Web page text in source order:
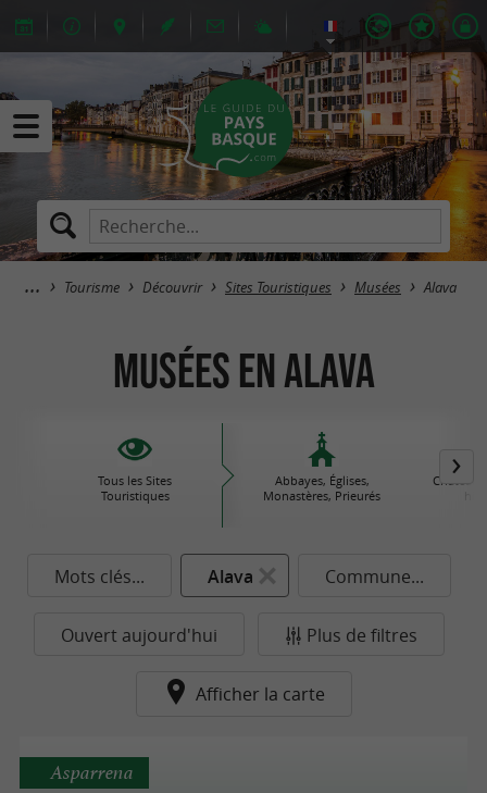
Tourisme Découvrir Sites Touristiques Musées Alava
Musées en Alava
Tous les Sites
Touristiques
Abbayes, Églises,
Monastères, Prieurés
Mots clés... Alava Commune...
Ouvert aujourd'hui Plus de filtres
Afficher la carte
Asparrena